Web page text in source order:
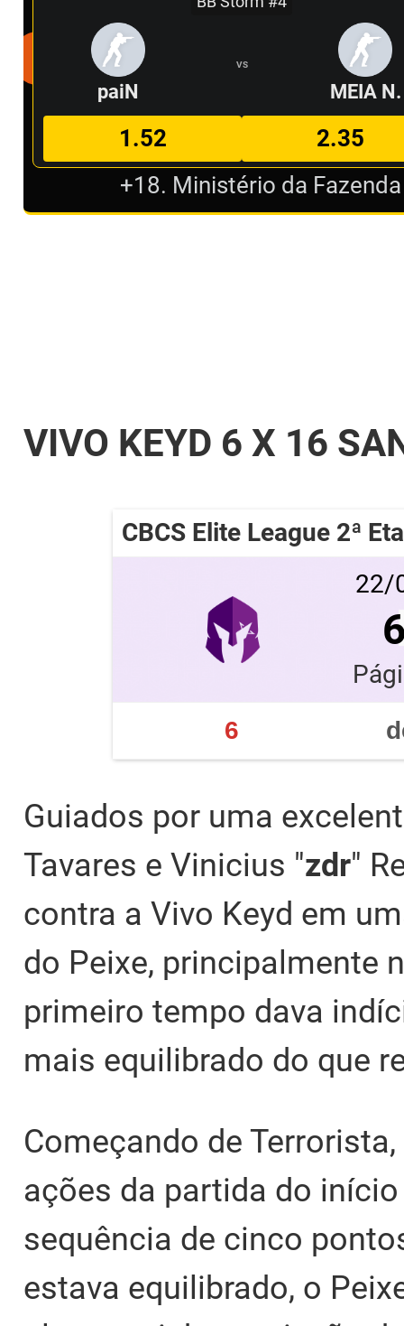
paiN
VS
MEIA N.
1.52
2.35
+18. Ministério da
VIVO KEYD 6 X 16
CBCS Elite League 2ª
22/
6
Guiados por uma
Tavares e Vinicius "zdr"
contra a Vivo Keyd em
do Peixe, principalmente
primeiro tempo dava
mais equilibrado do que
Começando de
ações da partida do
sequência de cinco
estava equilibrado, o